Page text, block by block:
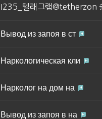
I235_텔래그램@tetherzon
Вывод из запоя в ст
Наркологическая кли
Нарколог на дом на
Вывод из запоя в на